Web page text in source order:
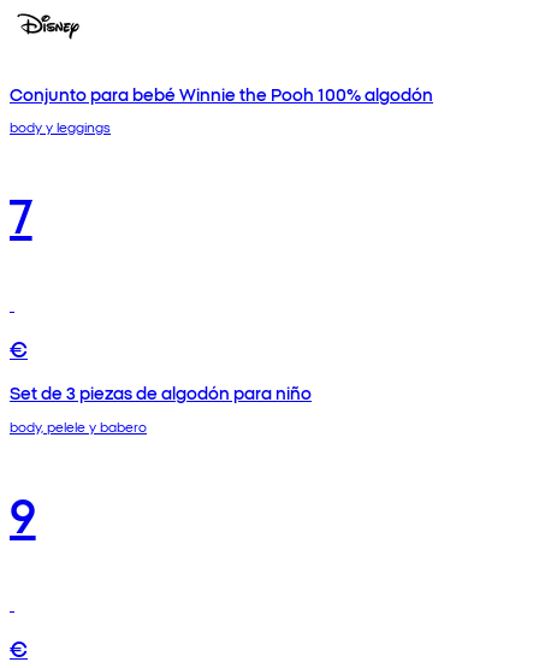
Conjunto para bebé Winnie the Pooh 100% algodón
body y leggings
7
€
Set de 3 piezas de algodón para niño
body, pelele y babero
9
€